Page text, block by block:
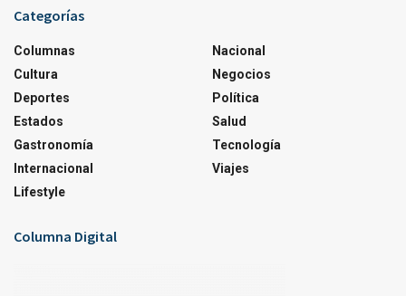
Categorías
Columnas
Cultura
Deportes
Estados
Gastronomía
Internacional
Lifestyle
Nacional
Negocios
Política
Salud
Tecnología
Viajes
Columna Digital